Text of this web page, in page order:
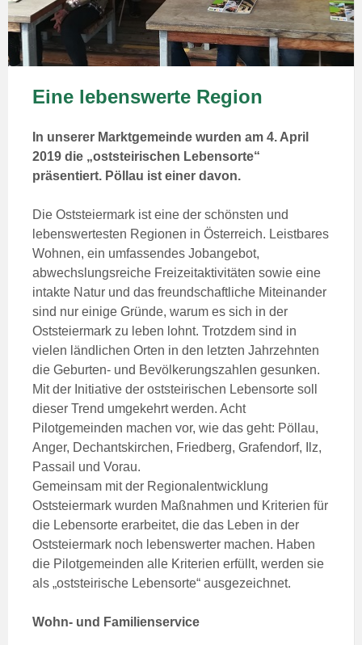
Eine lebenswerte Region
In unserer Marktgemeinde wurden am 4. April
2019 die „oststeirischen Lebensorte“
präsentiert. Pöllau ist einer davon.
Die Oststeiermark ist eine der schönsten und
lebenswertesten Regionen in Österreich. Leistbares
Wohnen, ein umfassendes Jobangebot,
abwechslungsreiche Freizeitaktivitäten sowie eine
intakte Natur und das freundschaftliche Miteinander
sind nur einige Gründe, warum es sich in der
Oststeiermark zu leben lohnt. Trotzdem sind in
vielen ländlichen Orten in den letzten Jahrzehnten
die Geburten- und Bevölkerungszahlen gesunken.
Mit der Initiative der oststeirischen Lebensorte soll
dieser Trend umgekehrt werden. Acht
Pilotgemeinden machen vor, wie das geht: Pöllau,
Anger, Dechantskirchen, Friedberg, Grafendorf, Ilz,
Passail und Vorau.
Gemeinsam mit der Regionalentwicklung
Oststeiermark wurden Maßnahmen und Kriterien für
die Lebensorte erarbeitet, die das Leben in der
Oststeiermark noch lebenswerter machen. Haben
die Pilotgemeinden alle Kriterien erfüllt, werden sie
als „oststeirische Lebensorte“ ausgezeichnet.
Wohn- und Familienservice